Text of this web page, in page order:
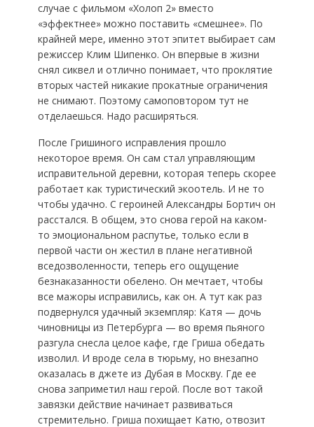
случае с фильмом «Холоп 2» вместо
«эффектнее» можно поставить «смешнее». По
крайней мере, именно этот эпитет выбирает сам
режиссер Клим Шипенко. Он впервые в жизни
снял сиквел и отлично понимает, что проклятие
вторых частей никакие прокатные ограничения
не снимают. Поэтому самоповтором тут не
отделаешься. Надо расширяться.
После Гришиного исправления прошло
некоторое время. Он сам стал управляющим
исправительной деревни, которая теперь скорее
работает как туристический экоотель. И не то
чтобы удачно. С героиней Александры Бортич он
расстался. В общем, это снова герой на каком-
то эмоциональном распутье, только если в
первой части он жестил в плане негативной
вседозволенности, теперь его ощущение
безнаказанности обелено. Он мечтает, чтобы
все мажоры исправились, как он. А тут как раз
подвернулся удачный экземпляр: Катя — дочь
чиновницы из Петербурга — во время пьяного
разгула снесла целое кафе, где Гриша обедать
изволил. И вроде села в тюрьму, но внезапно
оказалась в джете из Дубая в Москву. Где ее
снова заприметил наш герой. После вот такой
завязки действие начинает развиваться
стремительно. Гриша похищает Катю, отвозит